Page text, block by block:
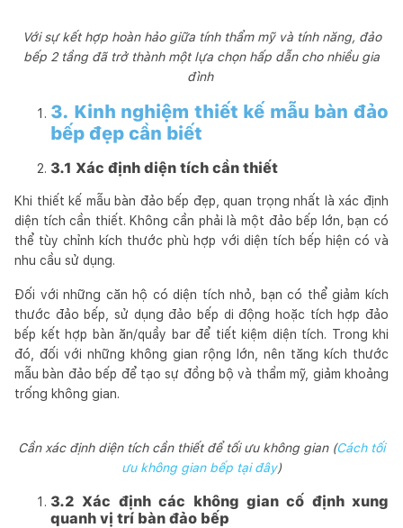
Với sự kết hợp hoàn hảo giữa tính thẩm mỹ và tính năng, đảo
bếp 2 tầng đã trở thành một lựa chọn hấp dẫn cho nhiều gia
đình
3. Kinh nghiệm thiết kế mẫu bàn đảo
bếp đẹp cần biết
3.1 Xác định diện tích cần thiết
Khi thiết kế mẫu bàn đảo bếp đẹp, quan trọng nhất là xác định
diện tích cần thiết. Không cần phải là một đảo bếp lớn, bạn có
thể tùy chỉnh kích thước phù hợp với diện tích bếp hiện có và
nhu cầu sử dụng.
Đối với những căn hộ có diện tích nhỏ, bạn có thể giảm kích
thước đảo bếp, sử dụng đảo bếp di động hoặc tích hợp đảo
bếp kết hợp bàn ăn/quầy bar để tiết kiệm diện tích. Trong khi
đó, đối với những không gian rộng lớn, nên tăng kích thước
mẫu bàn đảo bếp để tạo sự đồng bộ và thẩm mỹ, giảm khoảng
trống không gian.
Cần xác định diện tích cần thiết để tối ưu không gian (Cách tối
ưu không gian bếp tại đây)
3.2 Xác định các không gian cố định xung
quanh vị trí bàn đảo bếp